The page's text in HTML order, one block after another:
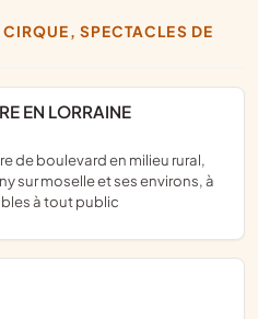
EN LORRAINE
sur moselle et ses environs, à
à tout public